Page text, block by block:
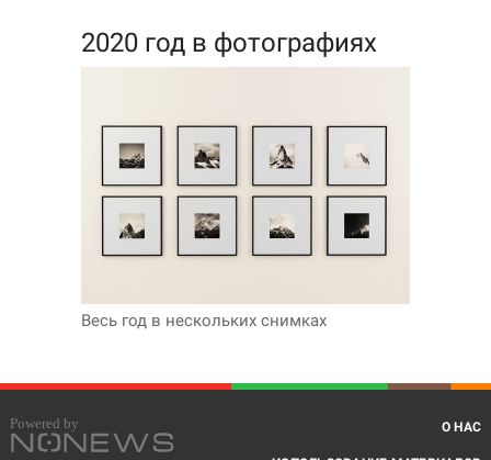
2020 год в фотографиях
Весь год в нескольких снимках
О НАС